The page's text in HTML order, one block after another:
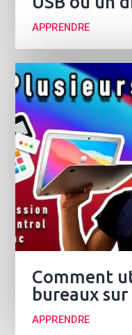
APPRENDRE
Comment
bureaux sur
APPRENDRE